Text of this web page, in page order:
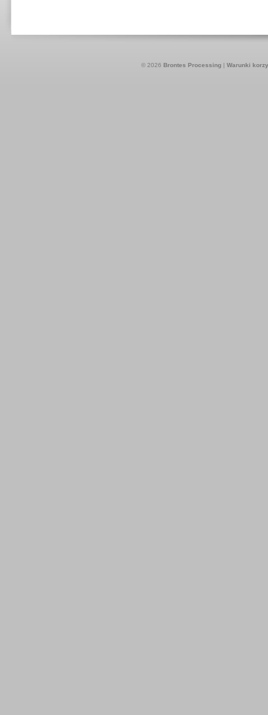
© 2026 Brontes Processing | Warunki